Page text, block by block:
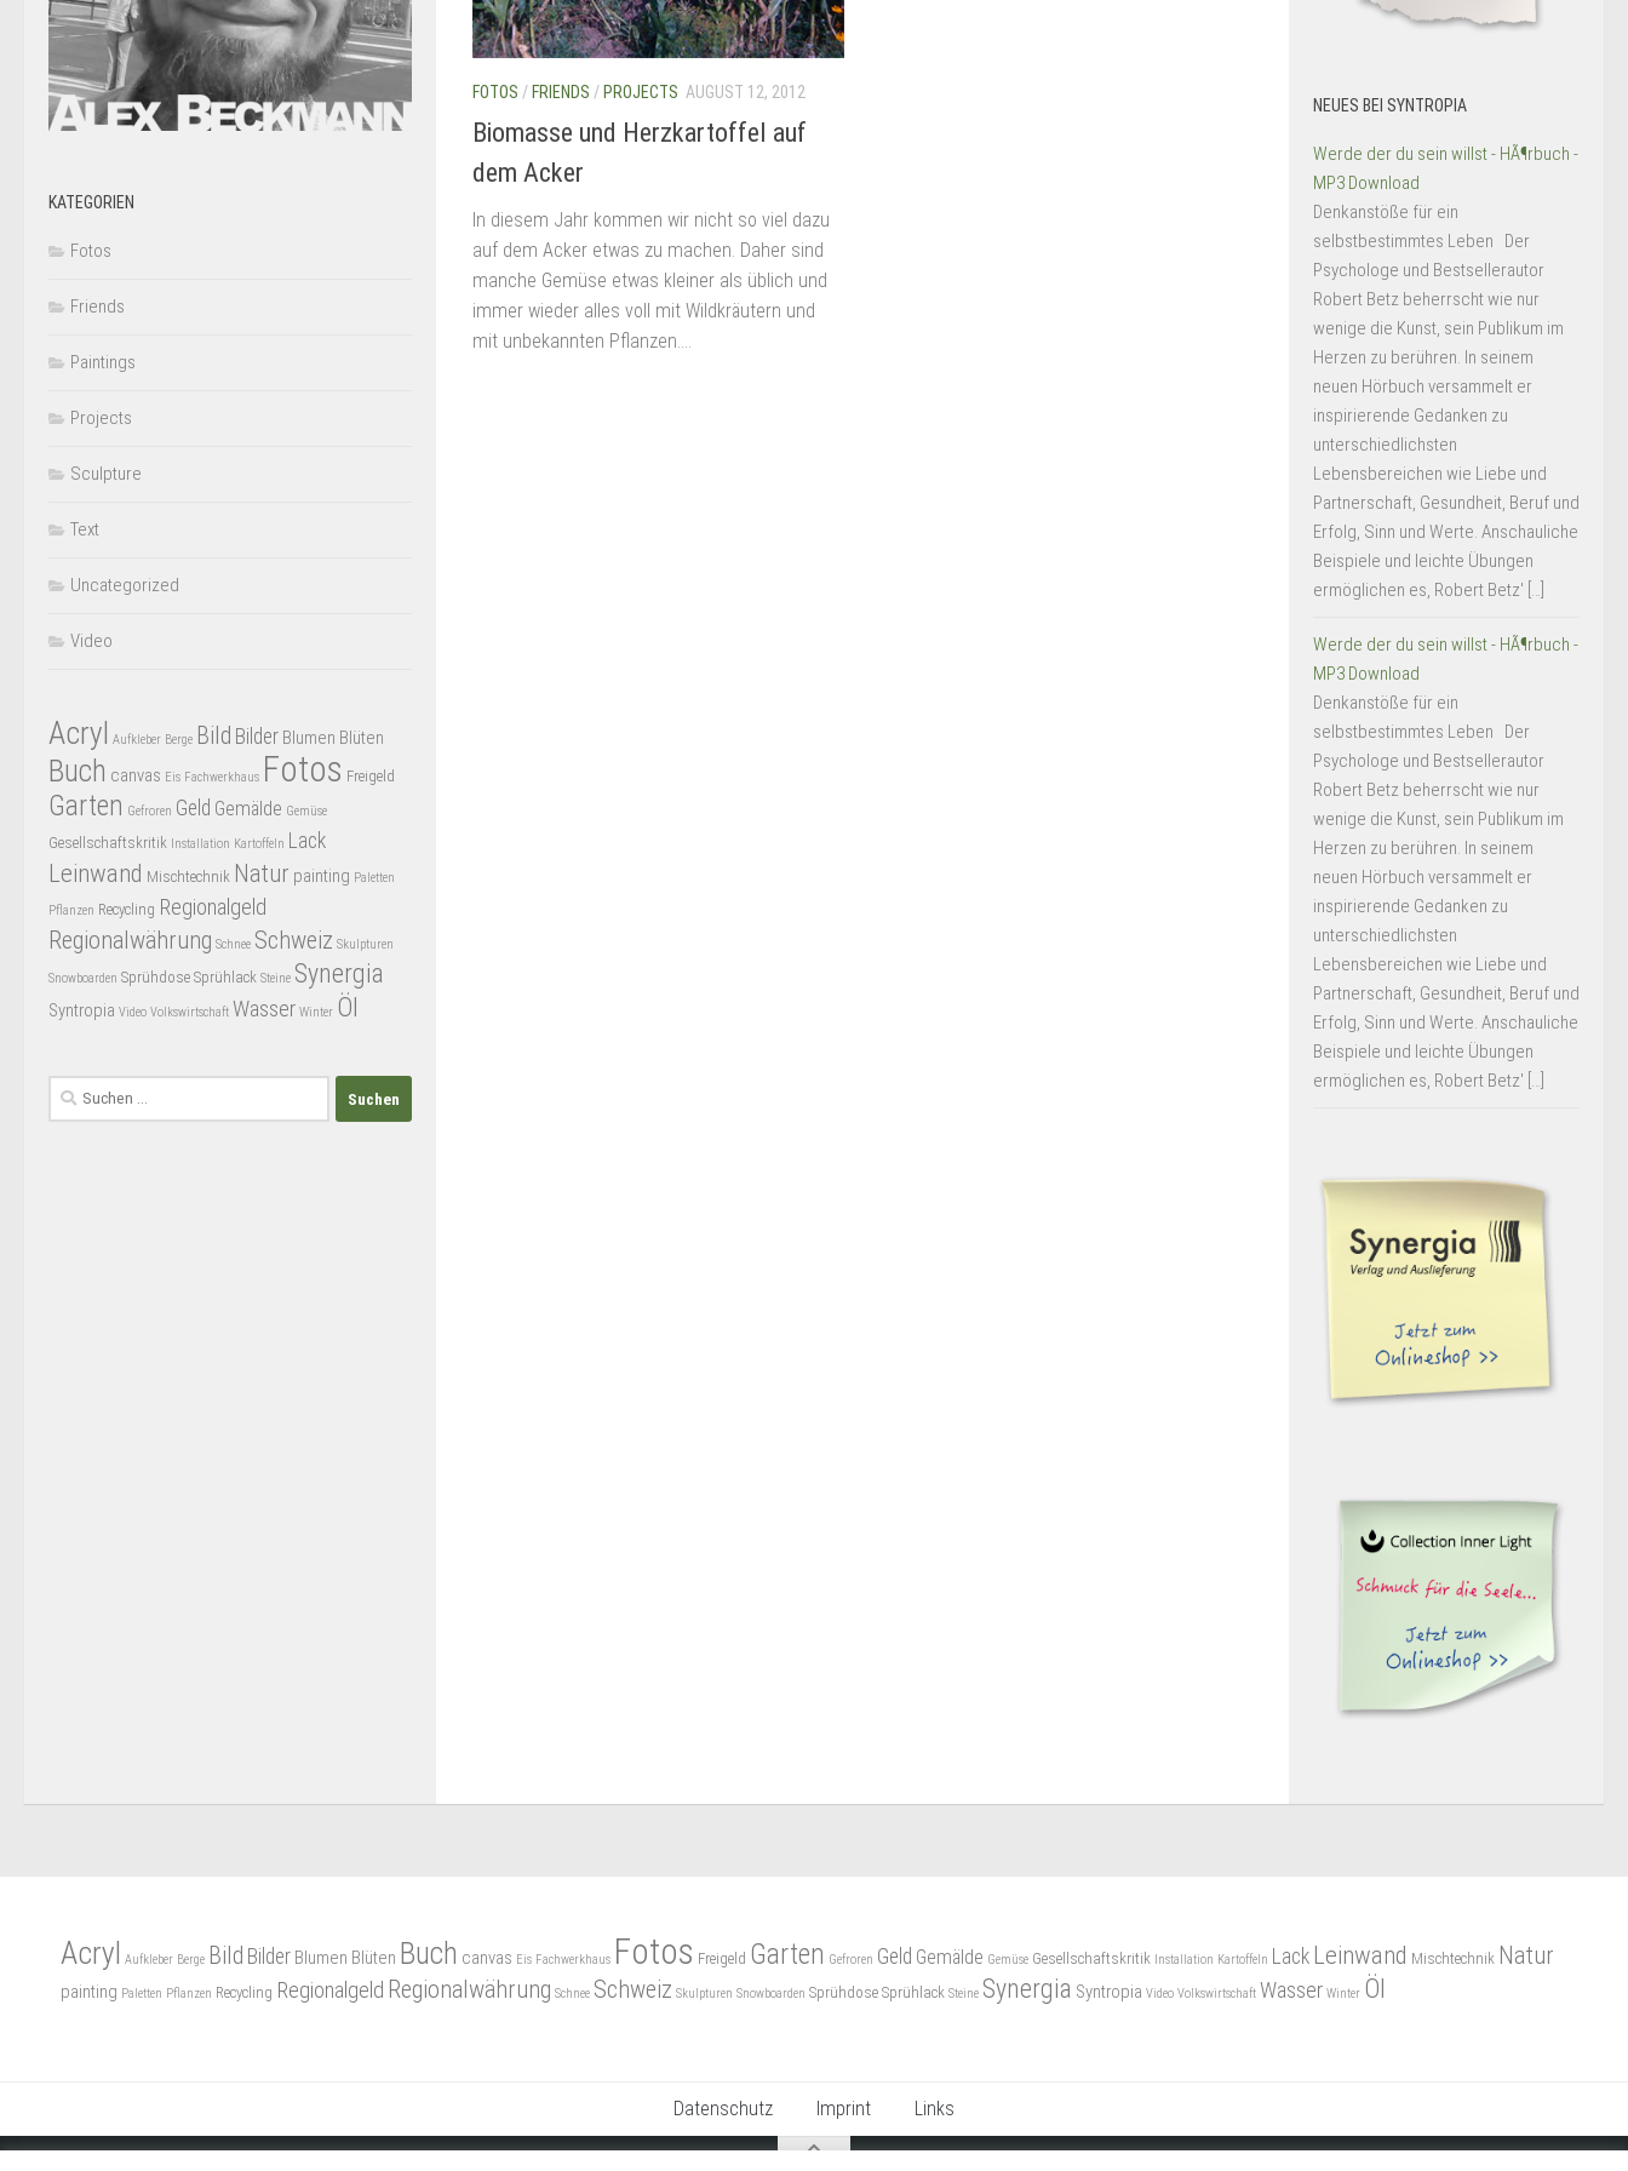
FOTOS / FRIENDS / PROJECTS AUGUST 12, 2012
Biomasse und Herzkartoffel auf
dem Acker
In diesem Jahr kommen wir nicht so viel dazu
auf dem Acker etwas zu machen. Daher sind
manche Gemüse etwas kleiner als üblich und
immer wieder alles voll mit Wildkräutern und
mit unbekannten Pflanzen....
KATEGORIEN
Fotos
Friends
Paintings
Projects
Sculpture
Text
Uncategorized
Video
Acryl Aufkleber Berge Bild Bilder Blumen Blüten
Buch canvas Eis Fachwerkhaus Fotos Freigeld
Garten Gefroren Geld Gemälde Gemüse
Gesellschaftskritik Installation Kartoffeln Lack
Leinwand Mischtechnik Natur painting Paletten
Pflanzen Recycling Regionalgeld
Regionalwährung Schnee Schweiz Skulpturen
Snowboarden Sprühdose Sprühlack Steine Synergia
Syntropia Video Volkswirtschaft Wasser Winter Öl
Suchen
nach:
NEUES BEI SYNTROPIA
Werde der du sein willst - HÃ¶rbuch -
MP3 Download
Denkanstöße für ein
selbstbestimmtes Leben Der
Psychologe und Bestsellerautor
Robert Betz beherrscht wie nur
wenige die Kunst, sein Publikum im
Herzen zu berühren. In seinem
neuen Hörbuch versammelt er
inspirierende Gedanken zu
unterschiedlichsten
Lebensbereichen wie Liebe und
Partnerschaft, Gesundheit, Beruf und
Erfolg, Sinn und Werte. Anschauliche
Beispiele und leichte Übungen
ermöglichen es, Robert Betz' […]
Werde der du sein willst - HÃ¶rbuch -
MP3 Download
Denkanstöße für ein
selbstbestimmtes Leben Der
Psychologe und Bestsellerautor
Robert Betz beherrscht wie nur
wenige die Kunst, sein Publikum im
Herzen zu berühren. In seinem
neuen Hörbuch versammelt er
inspirierende Gedanken zu
unterschiedlichsten
Lebensbereichen wie Liebe und
Partnerschaft, Gesundheit, Beruf und
Erfolg, Sinn und Werte. Anschauliche
Beispiele und leichte Übungen
ermöglichen es, Robert Betz' […]
Acryl Aufkleber Berge Bild Bilder Blumen Blüten Buch canvas Eis Fachwerkhaus Fotos Freigeld Garten Gefroren Geld Gemälde Gemüse Gesellschaftskritik Installation Kartoffeln Lack Leinwand Mischtechnik Natur
painting Paletten Pflanzen Recycling Regionalgeld Regionalwährung Schnee Schweiz Skulpturen Snowboarden Sprühdose Sprühlack Steine Synergia Syntropia Video Volkswirtschaft Wasser Winter Öl
Datenschutz Imprint Links